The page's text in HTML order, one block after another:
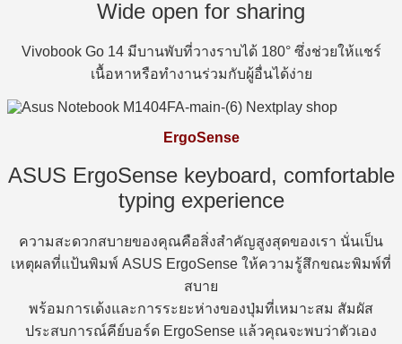
Wide open for sharing
Vivobook Go 14 มีบานพับที่วางราบได้ 180° ซึ่งช่วยให้แชร์
เนื้อหาหรือทำงานร่วมกับผู้อื่นได้ง่าย
ErgoSense
ASUS ErgoSense keyboard, comfortable
typing experience
ความสะดวกสบายของคุณคือสิ่งสำคัญสูงสุดของเรา นั่นเป็น
เหตุผลที่แป้นพิมพ์ ASUS ErgoSense ให้ความรู้สึกขณะพิมพ์ที่
สบาย
พร้อมการเด้งและการระยะห่างของปุ่มที่เหมาะสม สัมผัส
ประสบการณ์คีย์บอร์ด ErgoSense แล้วคุณจะพบว่าตัวเอง